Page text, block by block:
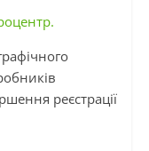
реєстрації